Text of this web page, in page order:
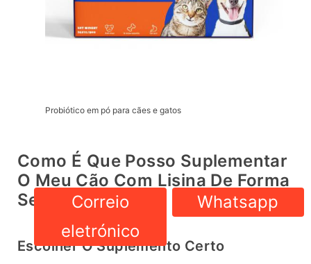
Probiótico em pó para cães e gatos
Como É Que Posso Suplementar
O Meu Cão Com Lisina De Forma
Segura?
Escolher O Suplemento Certo
Correio
eletrónico
Whatsapp